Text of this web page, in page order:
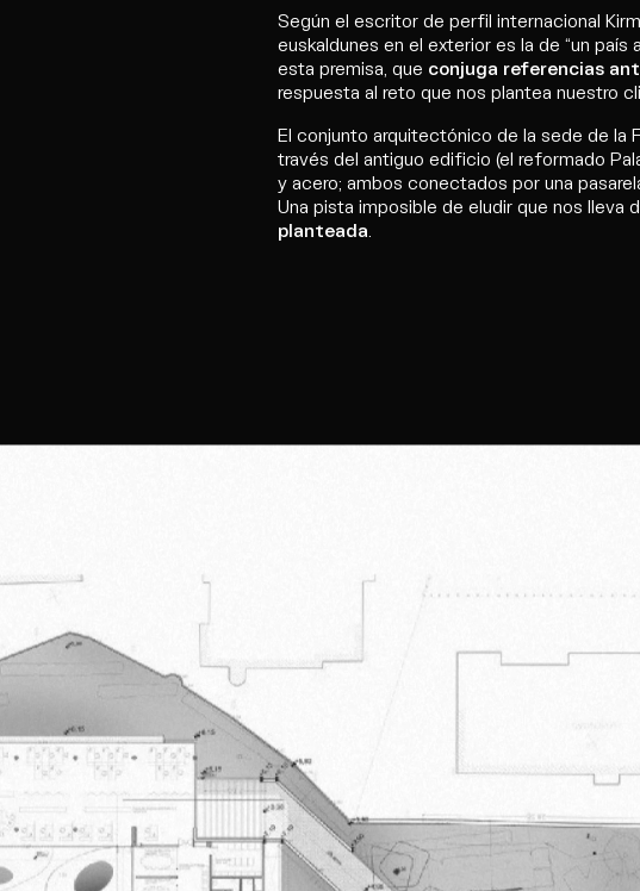
Según el escritor de perfil internacional
euskaldunes en el exterior es la de “un país
esta premisa, que conjuga referencias
respuesta al reto que nos plantea nuestro
El conjunto arquitectónico de la sede de la
través del antiguo edificio (el reformado
y acero; ambos conectados por una
Una pista imposible de eludir que nos lleva
planteada.